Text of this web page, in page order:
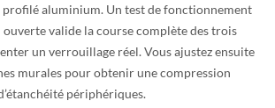
profilé aluminium. Un test de fonctionnement
valide la course complète des trois
un verrouillage réel. Vous ajustez ensuite
murales pour obtenir une compression
périphériques.